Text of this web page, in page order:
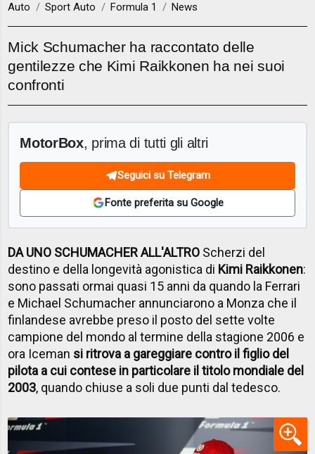
Auto Sport Auto Formula 1 News
Mick Schumacher ha raccontato delle
gentilezze che Kimi Raikkonen ha nei suoi
confronti
MotorBox, prima di tutti gli altri
Seguici su Telegram
Fonte preferita su Google
DA UNO SCHUMACHER ALL'ALTRO Scherzi del
destino e della longevità agonistica di Kimi Raikkonen:
sono passati ormai quasi 15 anni da quando la Ferrari
e Michael Schumacher annunciarono a Monza che il
finlandese avrebbe preso il posto del sette volte
campione del mondo al termine della stagione 2006 e
ora Iceman si ritrova a gareggiare contro il figlio del
pilota a cui contese in particolare il titolo mondiale del
2003, quando chiuse a soli due punti dal tedesco.